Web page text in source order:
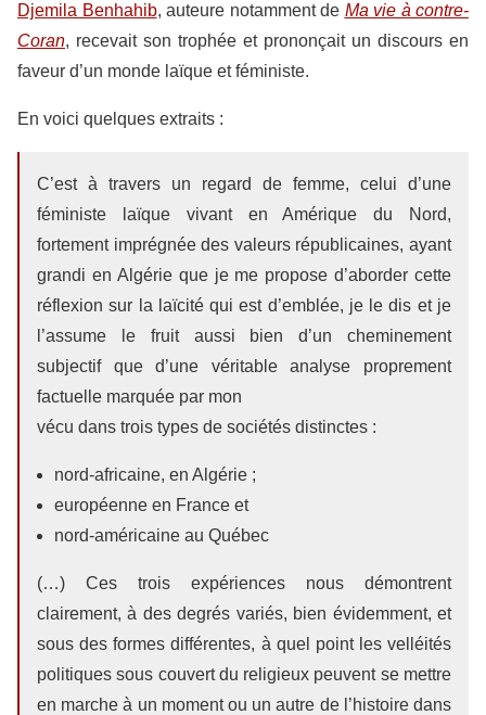
Djemila Benhahib, auteure notamment de Ma vie à contre-
Coran, recevait son trophée et prononçait un discours en
faveur d’un monde laïque et féministe.
En voici quelques extraits :
C’est à travers un regard de femme, celui d’une
féministe laïque vivant en Amérique du Nord,
fortement imprégnée des valeurs républicaines, ayant
grandi en Algérie que je me propose d’aborder cette
réflexion sur la laïcité qui est d’emblée, je le dis et je
l’assume le fruit aussi bien d’un cheminement
subjectif que d’une véritable analyse proprement
factuelle marquée par mon
vécu dans trois types de sociétés distinctes :
nord-africaine, en Algérie ;
européenne en France et
nord-américaine au Québec
(…) Ces trois expériences nous démontrent
clairement, à des degrés variés, bien évidemment, et
sous des formes différentes, à quel point les velléités
politiques sous couvert du religieux peuvent se mettre
en marche à un moment ou un autre de l’histoire dans